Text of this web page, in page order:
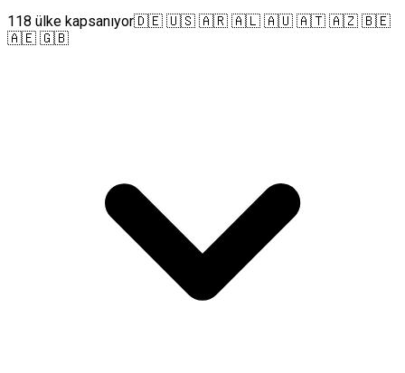
118 ülke kapsanıyor🇩🇪 🇺🇸 🇦🇷 🇦🇱 🇦🇺 🇦🇹 🇦🇿 🇧🇪
🇦🇪 🇬🇧